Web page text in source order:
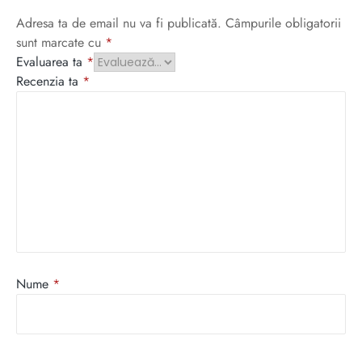
Adresa ta de email nu va fi publicată. Câmpurile obligatorii
sunt marcate cu *
Evaluarea ta *
Recenzia ta *
Nume *